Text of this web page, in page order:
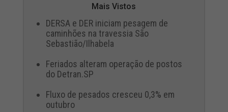
Mais Vistos
DERSA e DER iniciam pesagem de
caminhões na travessia São
Sebastião/Ilhabela
Feriados alteram operação de postos
do Detran.SP
Fluxo de pesados cresceu 0,3% em
outubro